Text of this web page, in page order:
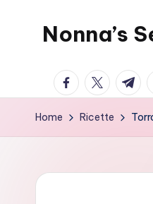
Nonna’s
facebook.com
twitter.com
t.me
Home Ricette